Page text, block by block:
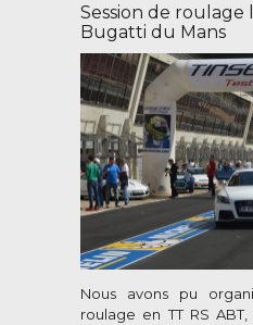
Session de
Bugatti du Mans
Nous avons pu
roulage en TT RS